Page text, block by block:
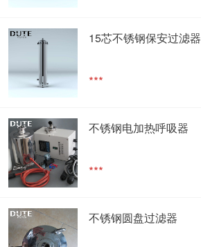
15芯不锈钢保安过滤器
***
不锈钢电加热呼吸器
***
不锈钢圆盘过滤器